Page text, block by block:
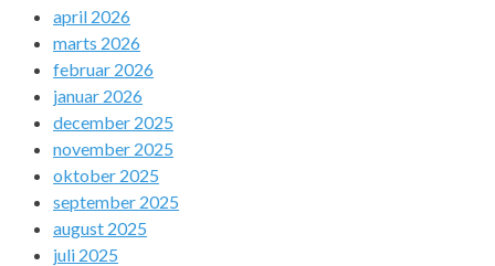
april 2026
marts 2026
februar 2026
januar 2026
december 2025
november 2025
oktober 2025
september 2025
august 2025
juli 2025